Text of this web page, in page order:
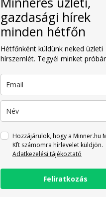
gazdasági hírek
minden hétfőn
Hétfőnként küldünk neked üzleti
hírszemlét. Tegyél minket
Hozzájárulok, hogy a Minner.hu
Kft számomra hírlevelet küldjön.
Adatkezelési tájékoztató
Feliratkozás